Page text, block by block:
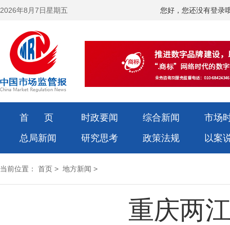
2026年8月7日星期五 您好，您还没有登录
首 页 时政要闻 综合新闻
市场
总局新闻
研究思考 政策法规 以案
当前位置： 首页 > 地方新闻 >
重庆两